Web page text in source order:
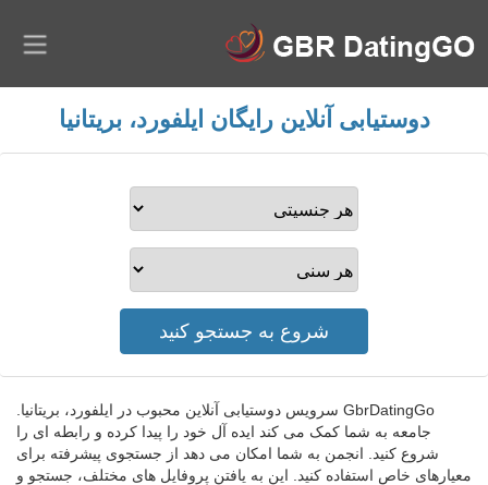
دوستیابی آنلاین رایگان ایلفورد، بریتانیا
GbrDatingGo سرویس دوستیابی آنلاین محبوب در ایلفورد، بریتانیا.
جامعه به شما کمک می کند ایده آل خود را پیدا کرده و رابطه ای را
شروع کنید. انجمن به شما امکان می دهد از جستجوی پیشرفته برای
معیارهای خاص استفاده کنید. این به یافتن پروفایل های مختلف، جستجو و